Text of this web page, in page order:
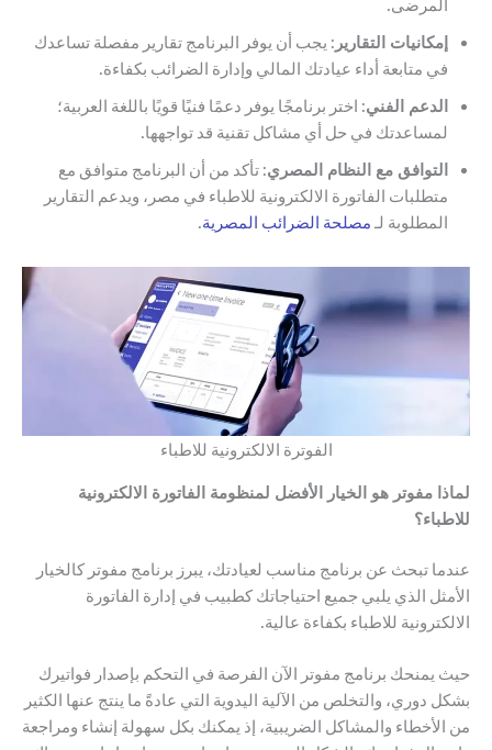
إمكانيات التقارير : يجب أن يوفر البرنامج تقارير مفصلة تساعدك
في متابعة أداء عيادتك المالي وإدارة الضرائب بكفاءة.
الدعم الفني: اختر برنامجًا يوفر دعمًا فنيًا قويًا باللغة العربية؛
لمساعدتك في حل أي مشاكل تقنية قد تواجهها.
التوافق مع النظام المصري: تأكد من أن البرنامج متوافق مع
متطلبات الفاتورة الالكترونية للاطباء في مصر، ويدعم التقارير
المطلوبة لـ مصلحة الضرائب المصرية.
الفوترة الالكترونية للاطباء
لماذا مفوتر هو الخيار الأفضل لمنظومة الفاتورة الالكترونية
للاطباء؟
عندما تبحث عن برنامج مناسب لعيادتك، يبرز برنامج مفوتر كالخيار
الأمثل الذي يلبي جميع احتياجاتك كطبيب في إدارة الفاتورة
الالكترونية للاطباء بكفاءة عالية.
حيث يمنحك برنامج مفوتر الآن الفرصة في التحكم بإصدار فواتيرك
بشكل دوري، والتخلص من الآلية اليدوية التي عادةً ما ينتج عنها الكثير
من الأخطاء والمشاكل الضريبية، إذ يمكنك بكل سهولة إنشاء ومراجعة